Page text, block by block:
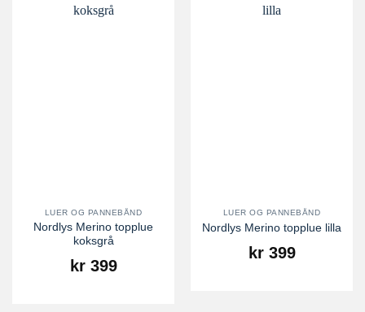
LUER OG PANNEBÅND
Nordlys Merino topplue
koksgrå
kr399
LUER OG PANNEBÅND
Nordlys Merino topplue lilla
kr399